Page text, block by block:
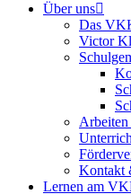
Über uns
Das
Victor
Kontakt
Lernen am